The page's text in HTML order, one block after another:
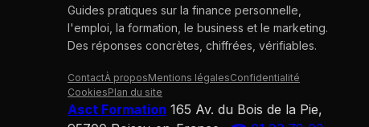
Guides pratiques sur la finance personnelle,
l'emploi, la formation, le business et le marketing.
Des réponses concrètes, chiffrées, vérifiables.
ContactÀ proposMentions légalesConfidentialité
CookiesPlan du site
Asct Formation 165 Av. du Bois de la Pie,